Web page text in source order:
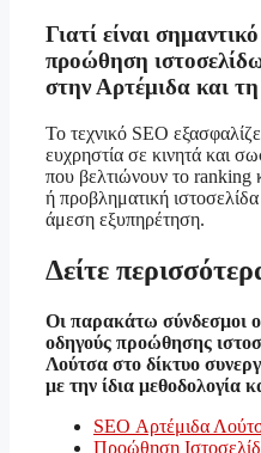
Γιατί είναι
προώθηση
στην Αρτέμιδα και
Το τεχνικό SEO
ευχρηστία σε κινητά και
που βελτιώνουν το ranking
ή προβληματική
άμεση εξυπηρέτηση.
Δείτε
Οι παρακάτω σύνδεσμοι
οδηγούς προώθησης
Λούτσα στο δίκτυο
με την ίδια μεθοδολογία
SEO Αρτέμιδα
Προώθηση